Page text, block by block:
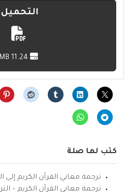
التحميل
كتب لها صلة
ترجمة معاني القرآن الكريم إلى
ترجمة معاني القرآن الكريم –